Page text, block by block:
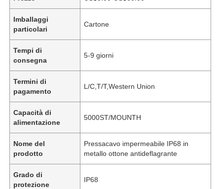
Imballaggi
particolari
Cartone
Tempi di
consegna
5-9 giorni
Termini di
pagamento
L/C,T/T,Western Union
Capacità di
alimentazione
5000ST/MOUNTH
Nome del
prodotto
Pressacavo impermeabile IP68 in
metallo ottone antideflagrante
Grado di
protezione
IP68